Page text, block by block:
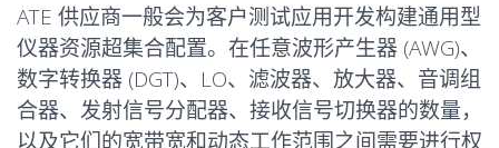
ATE 供应商一般会为客户测试应用开发构建通用型
仪器资源超集合配置。在任意波形产生器 (AWG)、
数字转换器 (DGT)、LO、滤波器、放大器、音调组
合器、发射信号分配器、接收信号切换器的数量，
以及它们的宽带宽和动态工作范围之间需要进行权